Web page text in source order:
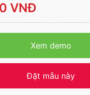
VNĐ
Xem demo
Đặt mẫu này